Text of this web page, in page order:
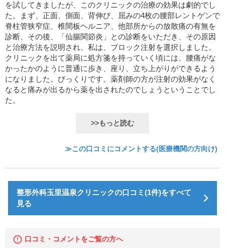
を試してきましたが、このクリニックの治療の効果は劇的でし
た。まず、正面、側面、背伸び、屈みの4枚の腰部レントゲンで
脊柱管狭窄症、椎間板ヘルニア、他部所からの放散痛の有無を
診断、その後、「仙腸関節炎」との診断をいただき、その原因
と治療方法を説明され、私は、ブロック注射を選択しました。
クリニックを出て薬局に処方箋を持っていく頃には、腰痛がな
かったかのように普通に歩き、座り、立ち上がりができるよう
になりました。びっくりです。薬剤師の方が注射の効果がなく
なると痛みが出るから薬を出されたのでしょうということでし
た。
>>もっと読む
≫この口コミにコメントする(医療機関の方向け)
整形外科玉里温泉クリニックの口コミ(1件)をすべて
見る
口コミ・コメントをご覧の方へ